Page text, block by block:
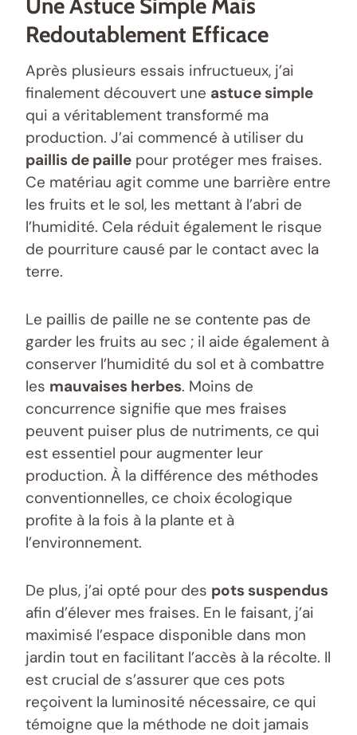
Une Astuce Simple Mais
Redoutablement Efficace
Après plusieurs essais infructueux, j’ai
finalement découvert une astuce simple
qui a véritablement transformé ma
production. J’ai commencé à utiliser du
paillis de paille pour protéger mes fraises.
Ce matériau agit comme une barrière entre
les fruits et le sol, les mettant à l’abri de
l’humidité. Cela réduit également le risque
de pourriture causé par le contact avec la
terre.
Le paillis de paille ne se contente pas de
garder les fruits au sec ; il aide également à
conserver l’humidité du sol et à combattre
les mauvaises herbes. Moins de
concurrence signifie que mes fraises
peuvent puiser plus de nutriments, ce qui
est essentiel pour augmenter leur
production. À la différence des méthodes
conventionnelles, ce choix écologique
profite à la fois à la plante et à
l’environnement.
De plus, j’ai opté pour des pots suspendus
afin d’élever mes fraises. En le faisant, j’ai
maximisé l’espace disponible dans mon
jardin tout en facilitant l’accès à la récolte. Il
est crucial de s’assurer que ces pots
reçoivent la luminosité nécessaire, ce qui
témoigne que la méthode ne doit jamais